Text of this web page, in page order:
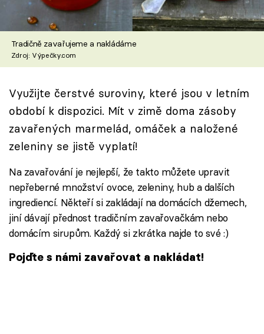
Škola vaření
Recepty z TV
Speciál: Cuketa
Těhotnej kuchař
Sledujte prima+
Sledujte nás
Tradičně zavařujeme a nakládáme
Zdroj: Výpečky.com
Využijte čerstvé suroviny, které jsou v letním
období k dispozici. Mít v zimě doma zásoby
zavařených marmelád, omáček a naložené
zeleniny se jistě vyplatí!
Na zavařování je nejlepší, že takto můžete upravit
nepřeberné množství ovoce, zeleniny, hub a dalších
ingrediencí. Někteří si zakládají na domácích džemech,
jiní dávají přednost tradičním zavařovačkám nebo
domácím sirupům. Každý si zkrátka najde to své :)
Pojďte s námi zavařovat a nakládat!